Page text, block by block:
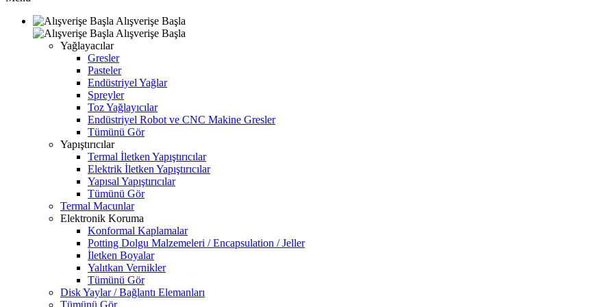
Alışverişe Başla
Alışverişe Başla
Yağlayacılar
Gresler
Pasteler
Endüstriyel Yağlar
Spreyler
Toz Yağlayıcılar
Endüstriyel Robot ve CNC Makine Gresler
Tümünü Gör
Yapıştırıcılar
Termal İletken Yapıştırıcılar
Elektrik İletken Yapıştırıcılar
Yapısal Yapıştırıcılar
Tümünü Gör
Termal Macunlar
Elektronik Koruma
Konformal Kaplamalar
Potting Dolgu Malzemeleri / Encapsulation / Jeller
İletken Boyalar
Yalıtkan Vernikler
Tümünü Gör
Disk Yaylar / Bağlantı Elemanları
Tümünü Gör